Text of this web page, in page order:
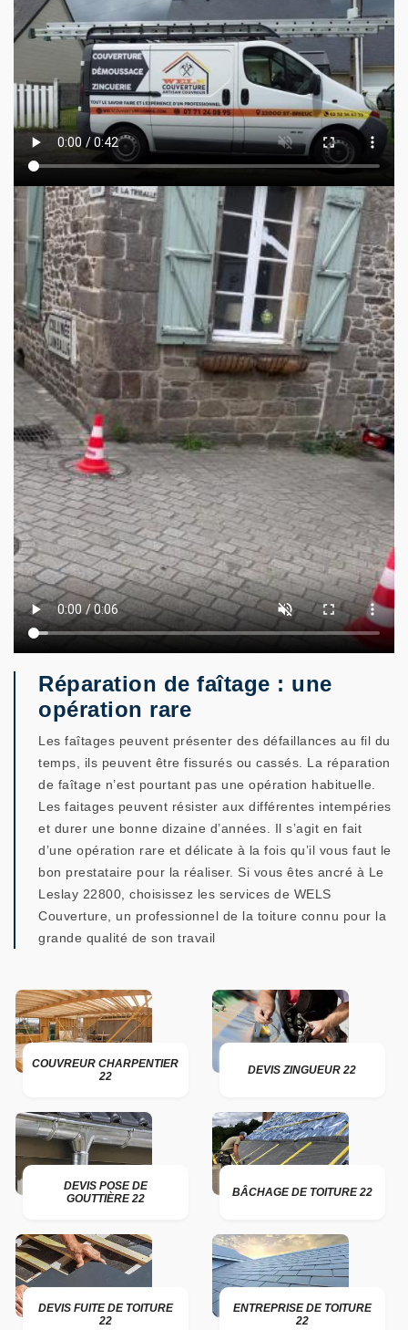
Réparation de faîtage : une
opération rare
Les faîtages peuvent présenter des défaillances au fil du
temps, ils peuvent être fissurés ou cassés. La réparation
de faîtage n’est pourtant pas une opération habituelle.
Les faitages peuvent résister aux différentes intempéries
et durer une bonne dizaine d’années. Il s’agit en fait
d’une opération rare et délicate à la fois qu’il vous faut le
bon prestataire pour la réaliser. Si vous êtes ancré à Le
Leslay 22800, choisissez les services de WELS
Couverture, un professionnel de la toiture connu pour la
grande qualité de son travail
COUVREUR CHARPENTIER
22
DEVIS ZINGUEUR 22
DEVIS POSE DE
GOUTTIÈRE 22
BÂCHAGE DE TOITURE 22
DEVIS FUITE DE TOITURE
22
ENTREPRISE DE TOITURE
22